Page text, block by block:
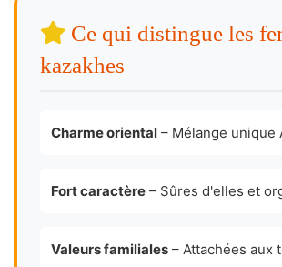
Ce qui distingue les
kazakhes
Charme oriental – Mélange unique
Fort caractère – Sûres d'elles et
Valeurs familiales – Attachées aux